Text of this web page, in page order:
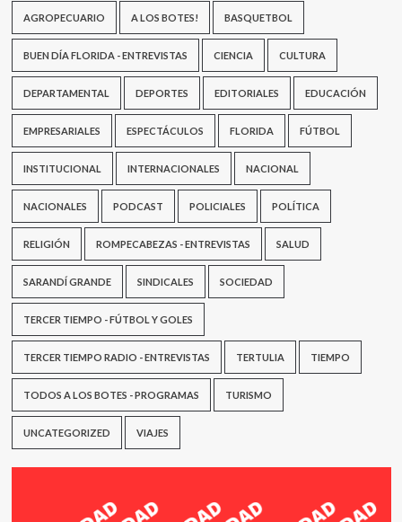
AGROPECUARIO A LOS BOTES! BASQUETBOL
BUEN DÍA FLORIDA - ENTREVISTAS CIENCIA CULTURA
DEPARTAMENTAL DEPORTES EDITORIALES EDUCACIÓN
EMPRESARIALES ESPECTÁCULOS FLORIDA FÚTBOL
INSTITUCIONAL INTERNACIONALES NACIONAL
NACIONALES PODCAST POLICIALES POLÍTICA
RELIGIÓN ROMPECABEZAS - ENTREVISTAS SALUD
SARANDÍ GRANDE SINDICALES SOCIEDAD
TERCER TIEMPO - FÚTBOL Y GOLES
TERCER TIEMPO RADIO - ENTREVISTAS TERTULIA TIEMPO
TODOS A LOS BOTES - PROGRAMAS TURISMO
UNCATEGORIZED VIAJES